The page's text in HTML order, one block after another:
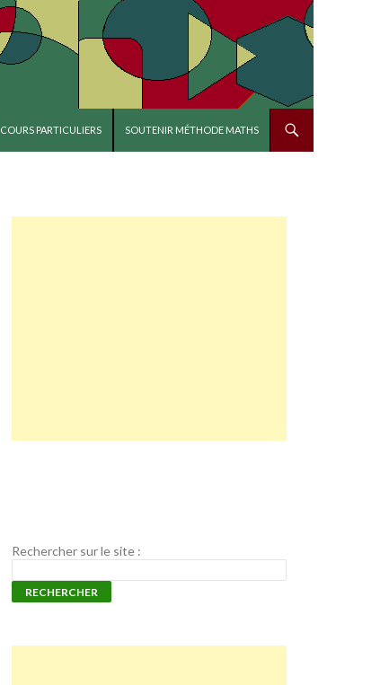
COURS PARTICULIERS SOUTENIR MÉTHODE MATHS
Rechercher sur le site :